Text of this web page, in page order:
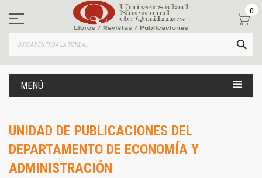
contenido
0
MENÚ
UNIDAD DE PUBLICACIONES DEL
DEPARTAMENTO DE ECONOMÍA Y
ADMINISTRACIÓN